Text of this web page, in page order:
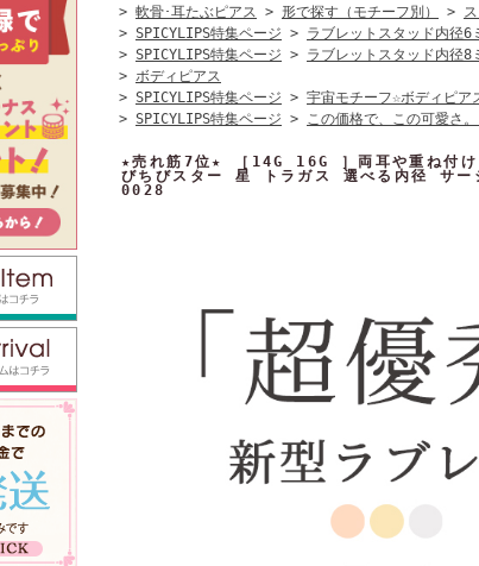
> 軟骨･耳たぶピアス > 形で探す（モチーフ別） >
> SPICYLIPS特集ページ > ラブレットスタッド内径6
> SPICYLIPS特集ページ > ラブレットスタッド内径8
> ボディピアス
> SPICYLIPS特集ページ > 宇宙モチーフ☆ボディピア
> SPICYLIPS特集ページ > この価格で、この可愛さ
★売れ筋7位★ ［14G 16G ］両耳や重ね付け
びちびスター 星 トラガス 選べる内径 サー
0028